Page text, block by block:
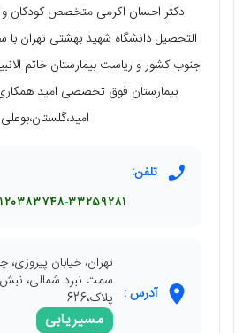
دکتر احسان اکرمی متخصص کودکان و
جنوب کشور و ریاست بیمارستان خاتم
بیمارستان فوق تخصصی امید
امید،گلستان،بوعلی
تلفن:
۳۳۲۵۹۲۸۱
آدرس :
تهران، خیابان پیروزی،
سمت نبرد شمالی،
پلاک،626
مسیریابی